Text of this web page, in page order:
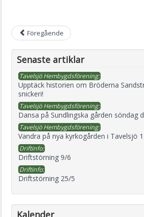
Föregående
Senaste artiklar
Tavelsjö Hembygdsförening:
Upptäck historien om Bröderna
snickeri!
Tavelsjö Hembygdsförening:
Dansa på Sundlingska gården söndag
Tavelsjö Hembygdsförening:
Vandra på nya kyrkogården i Tavelsjö
Driftinfo:
Driftstörning 9/6
Driftinfo:
Driftstörning 25/5
Kalender